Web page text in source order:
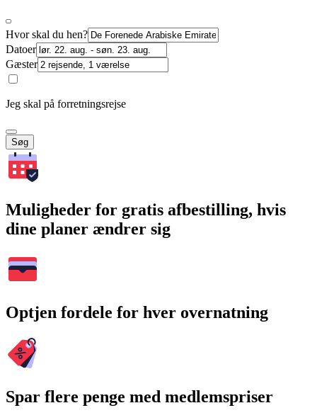
Hvor skal du hen?
Datoer
Gæster
Jeg skal på forretningsrejse
Søg
Muligheder for gratis afbestilling, hvis
dine planer ændrer sig
Optjen fordele for hver overnatning
Spar flere penge med medlemspriser